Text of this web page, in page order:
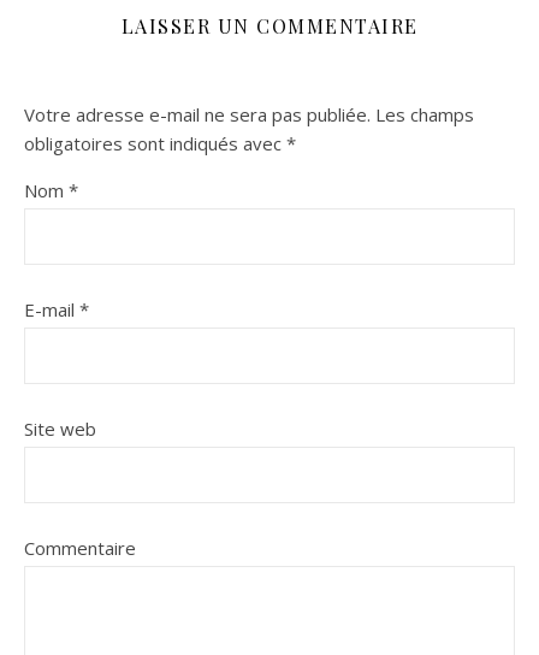
LAISSER UN COMMENTAIRE
Votre adresse e-mail ne sera pas publiée. Les champs
obligatoires sont indiqués avec *
Nom *
E-mail *
Site web
Commentaire